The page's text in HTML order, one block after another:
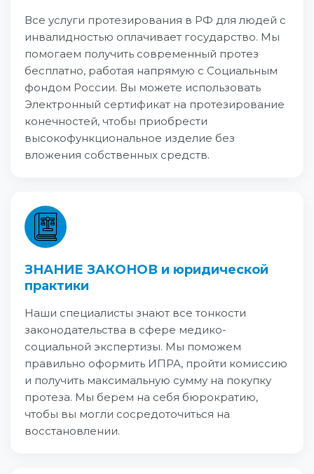
Все услуги протезирования в РФ для людей с
инвалидностью оплачивает государство. Мы
помогаем получить современный протез
бесплатно, работая напрямую с Социальным
фондом России. Вы можете использовать
Электронный сертификат на протезирование
конечностей, чтобы приобрести
высокофункциональное изделие без
вложения собственных средств.
ЗНАНИЕ ЗАКОНОВ и юридической
практики
Наши специалисты знают все тонкости
законодательства в сфере медико-
социальной экспертизы. Мы поможем
правильно оформить ИПРА, пройти комиссию
и получить максимальную сумму на покупку
протеза. Мы берем на себя бюрократию,
чтобы вы могли сосредоточиться на
восстановлении.